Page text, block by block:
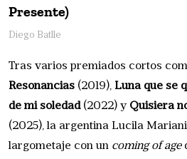
Presente)
Diego Batlle
Tras varios premiados cortos
Resonancias (2019), Luna que se
de mi soledad(2022) y Quisiera
(2025), la argentina Lucila
largometaje con un coming of age